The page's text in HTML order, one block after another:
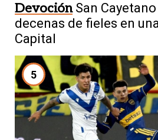
Devoción San
decenas de fieles en
Capital
5